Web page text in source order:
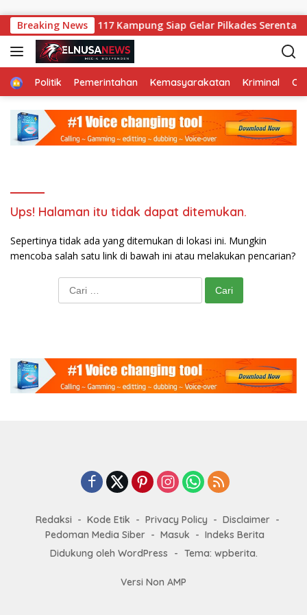
Breaking News
11 Agustus: 117 Kampung Siap Gelar Pilkades Serentak
HomePolitik Pemerintahan Kemasyarakatan Kriminal
Ups! Halaman itu tidak dapat ditemukan.
Sepertinya tidak ada yang ditemukan di lokasi ini. Mungkin
mencoba salah satu link di bawah ini atau melakukan pencarian?
Redaksi Kode Etik Privacy Policy
Disclaimer
Pedoman Media Siber
Masuk
Indeks Berita
Didukung oleh WordPress
- Tema: wpberita.
Versi Non AMP